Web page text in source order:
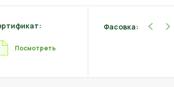
Посмотреть
Фасовка: